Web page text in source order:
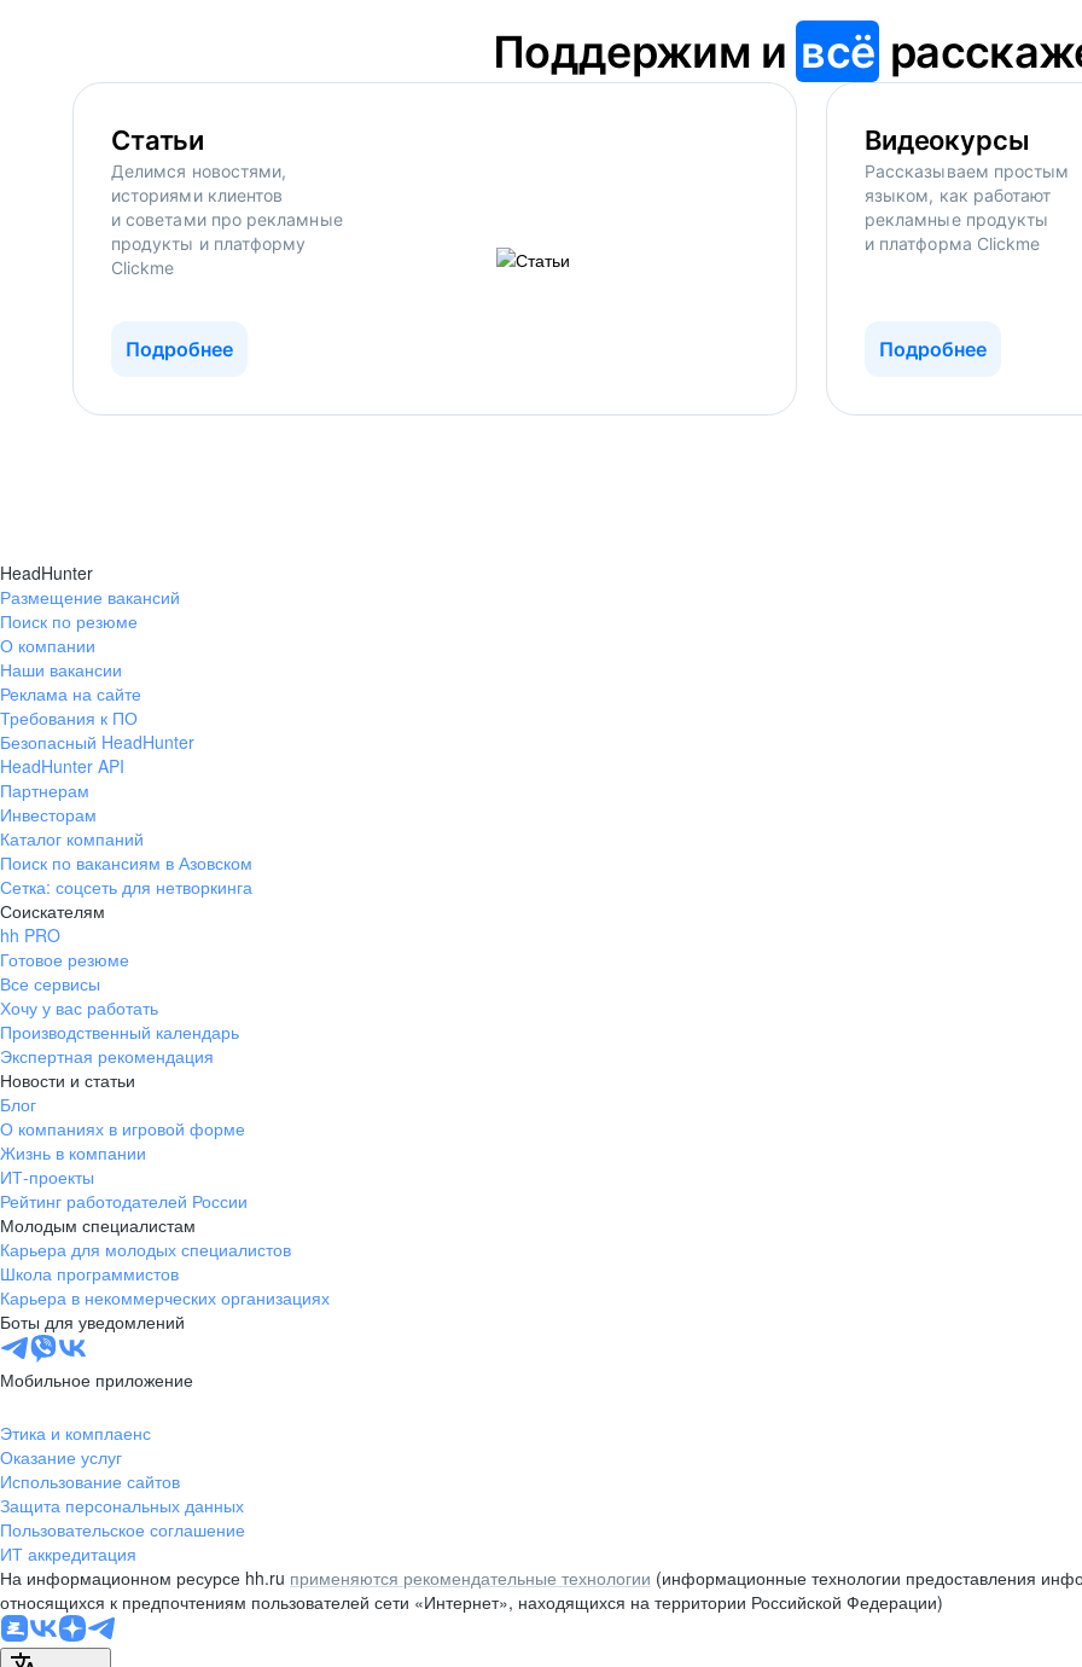
Поддержим и всё
Статьи
Делимся новостями,
историями клиентов
и советами про рекламные
продукты и платформу
Clickme
Подробнее
Видеокурсы
Рассказываем простым
языком, как работают
рекламные продукты
и платформа Clickme
Подробнее
HeadHunter
Размещение вакансий
Поиск по резюме
О компании
Наши вакансии
Реклама на сайте
Требования к ПО
Безопасный HeadHunter
HeadHunter API
Партнерам
Инвесторам
Каталог компаний
Поиск по вакансиям в Азовском
Сетка: соцсеть для нетворкинга
Соискателям
hh PRO
Готовое резюме
Все сервисы
Хочу у вас работать
Производственный календарь
Экспертная рекомендация
Новости и статьи
Блог
О компаниях в игровой форме
Жизнь в компании
ИТ-проекты
Рейтинг работодателей России
Молодым специалистам
Карьера для молодых специалистов
Школа программистов
Карьера в некоммерческих организациях
Боты для уведомлений
Мобильное приложение
Этика и комплаенс
Оказание услуг
Использование сайтов
Защита персональных данных
Пользовательское соглашение
ИТ аккредитация
На информационном ресурсе hh.ru применяются рекомендательные технологии (информационные технологии предоставления
относящихся к предпочтениям пользователей сети «Интернет», находящихся на территории Российской Федерации)